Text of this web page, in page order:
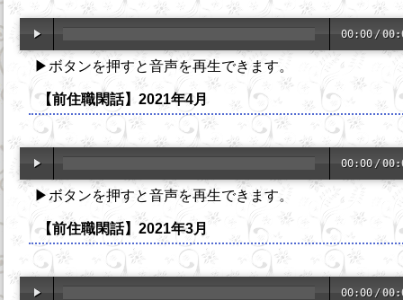
00:00 /
▶ボタンを押すと音声を再生できます。
【前住職閑話】2021年4月
00:00 /
▶ボタンを押すと音声を再生できます。
【前住職閑話】2021年3月
00:00 /